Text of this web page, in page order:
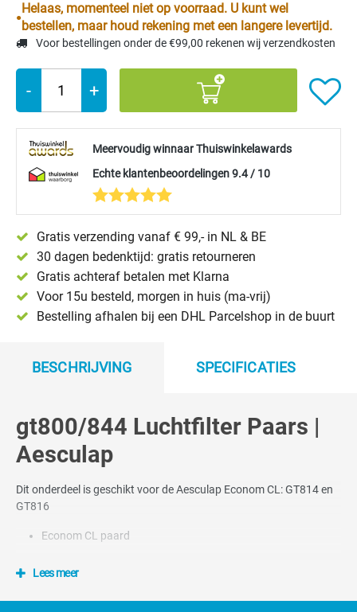
Helaas, momenteel niet op voorraad. U kunt wel
bestellen, maar houd rekening met een langere levertijd.
Voor bestellingen onder de €99,00 rekenen wij verzendkosten
- +
Meervoudig winnaar Thuiswinkelawards
Echte klantenbeoordelingen 9.4 / 10
Gratis verzending vanaf € 99,- in NL & BE
30 dagen bedenktijd: gratis retourneren
Gratis achteraf betalen met Klarna
Voor 15u besteld, morgen in huis (ma-vrij)
Bestelling afhalen bij een DHL Parcelshop in de buurt
BESCHRIJVING SPECIFICATIES
gt800/844 Luchtfilter Paars |
Aesculap
Dit onderdeel is geschikt voor de Aesculap Econom CL: GT814 en
GT816
Econom CL paard
Lees meer